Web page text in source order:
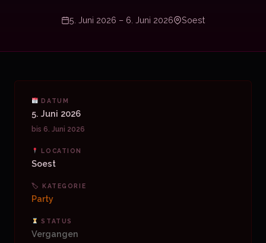
5. Juni 2026 – 6. Juni 2026 Soest
DATUM
5. Juni 2026
bis 6. Juni 2026
LOCATION
Soest
🏷 KATEGORIE
Party
STATUS
Vergangen